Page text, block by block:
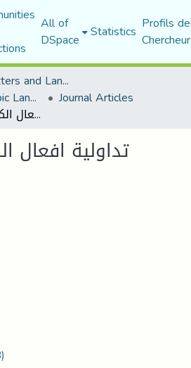
All of
DSpace Statistics Profils
Faculty of Letters and Languages
Department of Arabic Language and Literature Journal Articles
تداولية افعال الكلام في النص الادبي
تداولية افعال